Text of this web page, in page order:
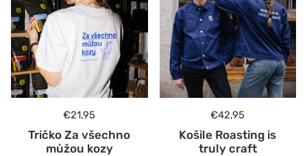
Běžná cena
€21,95
Tričko Za všechno
můžou kozy
Běžná cena
€42,95
Košile Roasting is
truly craft